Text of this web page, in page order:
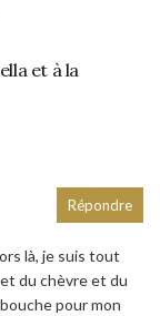
et à la
là, je suis tout
et du chèvre et du
pour mon
Répondre